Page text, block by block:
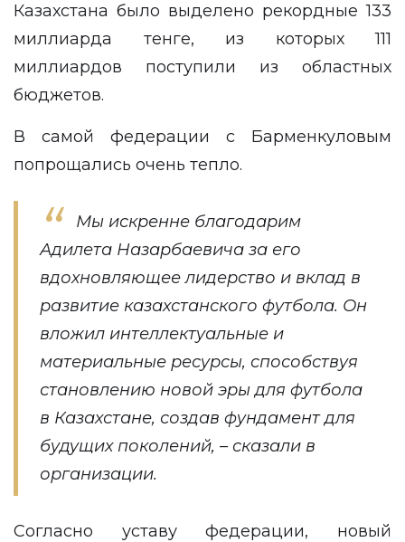
Казахстана было выделено рекордные 133
миллиарда тенге, из которых 111
миллиардов поступили из областных
бюджетов.
В самой федерации с Барменкуловым
попрощались очень тепло.
Мы искренне благодарим
Адилета Назарбаевича за его
вдохновляющее лидерство и вклад в
развитие казахстанского футбола. Он
вложил интеллектуальные и
материальные ресурсы, способствуя
становлению новой эры для футбола
в Казахстане, создав фундамент для
будущих поколений, – сказали в
организации.
Согласно уставу федерации, новый